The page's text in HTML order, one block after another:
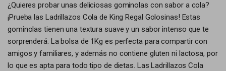
¿Quieres probar unas deliciosas gominolas con sabor a cola?
¡Prueba las Ladrillazos Cola de King Regal Golosinas! Estas
gominolas tienen una textura suave y un sabor intenso que te
sorprenderá. La bolsa de 1Kg es perfecta para compartir con
amigos y familiares, y además no contiene gluten ni lactosa, por
lo que es apta para todo tipo de dietas. Las Ladrillazos Cola